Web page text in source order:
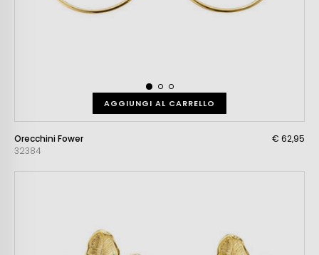
AGGIUNGI AL CARRELLO
Orecchini Fower
32384
€ 62,95